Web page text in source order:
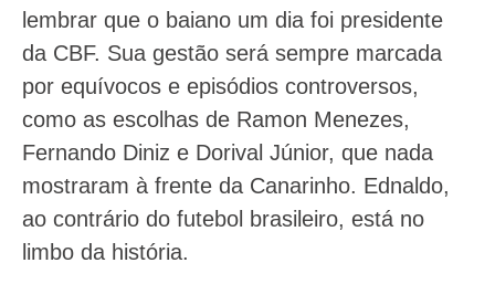
lembrar que o baiano um dia foi presidente
da CBF. Sua gestão será sempre marcada
por equívocos e episódios controversos,
como as escolhas de Ramon Menezes,
Fernando Diniz e Dorival Júnior, que nada
mostraram à frente da Canarinho. Ednaldo,
ao contrário do futebol brasileiro, está no
limbo da história.